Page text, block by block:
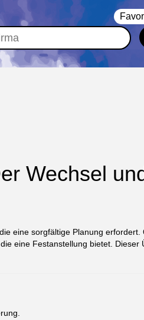
Wechsel
eine sorgfältige Planung
eine Festanstellung bietet.